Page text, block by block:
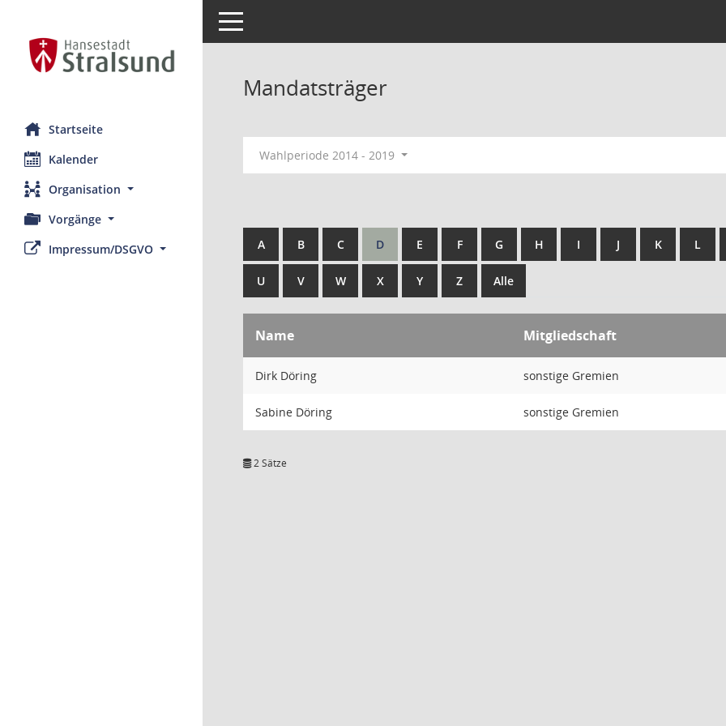
Startseite
Kalender
Organisation
Vorgänge
Impressum/DSGVO
Toggle navigation
Mandatsträger
Wahlperiode 2014 - 2019
A B C D E F G H I J K L
U V W X Y Z Alle
Name Mitgliedschaft
Dirk Döring sonstige Gremien
Sabine Döring sonstige Gremien
2 Sätze